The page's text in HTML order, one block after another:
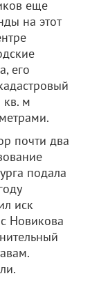
еще
на этот
его
м
почти два
подала
иск
Новикова